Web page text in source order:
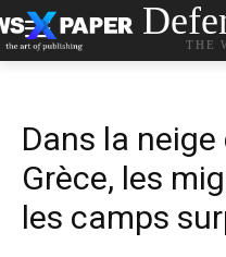
THE
Dans la
Grèce, les
les camps